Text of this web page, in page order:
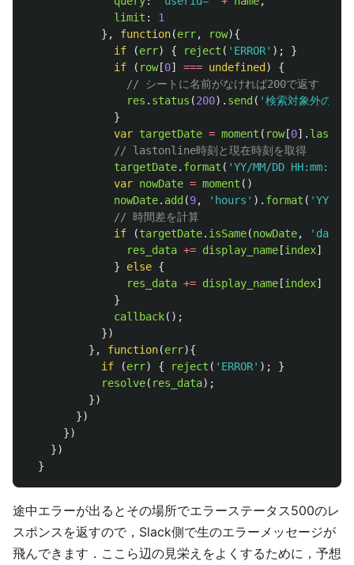
limit :
1
},
function(err, row){
if
(err) { reject ( ' ERROR' );
}
if
( row[0] === undefined )
{
// シートに名前がなければ200で返す
res . status (200). send ( '検索対象外の人
}
var targetDate = moment ( row[0].
// lastonline時刻と現在時刻を取得
targetDate. format ( 'YY/MM/DD HH:mm:ss
var nowDate = moment ()
nowDate. add (9, ' hours ' ). format ( 'YY/
// 時間差を計算
if
(targetDate. isSame(nowDate, ' day
res_data += display_name [index]
}
else {
res_data += display_name [index]
}
callback();
})
},
function(err){
if
(err) { reject ( ' ERROR' );
}
resolve( res_data);
})
})
})
})
}
途中エラーが出るとその場所でエラーステータス500のレ
スポンスを返すので，Slack側で生のエラーメッセージが
飛んできます．ここら辺の見栄えをよくするために，予想